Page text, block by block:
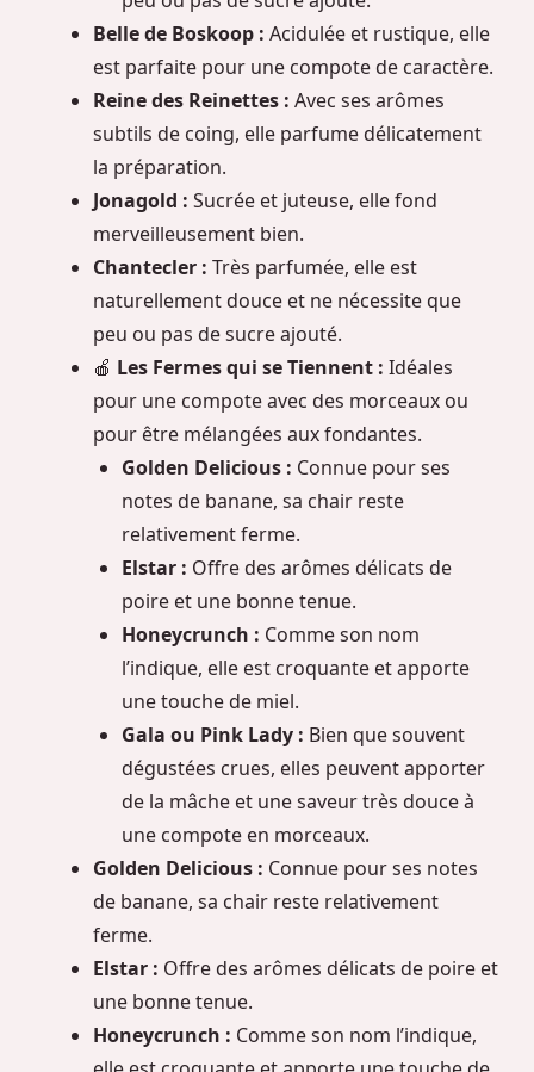
Belle de Boskoop : Acidulée et rustique, elle
est parfaite pour une compote de caractère.
Reine des Reinettes : Avec ses arômes
subtils de coing, elle parfume délicatement
la préparation.
Jonagold : Sucrée et juteuse, elle fond
merveilleusement bien.
Chantecler : Très parfumée, elle est
naturellement douce et ne nécessite que
peu ou pas de sucre ajouté.
🍎 Les Fermes qui se Tiennent : Idéales
pour une compote avec des morceaux ou
pour être mélangées aux fondantes.
Golden Delicious : Connue pour ses
notes de banane, sa chair reste
relativement ferme.
Elstar : Offre des arômes délicats de
poire et une bonne tenue.
Honeycrunch : Comme son nom
l’indique, elle est croquante et apporte
une touche de miel.
Gala ou Pink Lady : Bien que souvent
dégustées crues, elles peuvent apporter
de la mâche et une saveur très douce à
une compote en morceaux.
Golden Delicious : Connue pour ses notes
de banane, sa chair reste relativement
ferme.
Elstar : Offre des arômes délicats de poire et
une bonne tenue.
Honeycrunch : Comme son nom l’indique,